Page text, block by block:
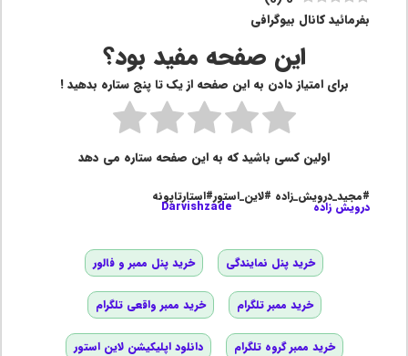
بفرمائید کانال بیوگرافی
این صفحه مفید بود؟
برای امتیاز دادن به این صفحه از یک تا پنج ستاره بدهید !
اولین کسی باشید که به این صفحه ستاره می دهد
#مجید_درویش_زاده #لاین_استور#استارتاپونه
درویش زاده Darvishzade
خرید پنل نمایندگی خرید پنل ممبر و فالور
خرید ممبر تلگرام خرید ممبر واقعی تلگرام
خرید ممبر گروه تلگرام دانلود اپلیکیشن لاین استور